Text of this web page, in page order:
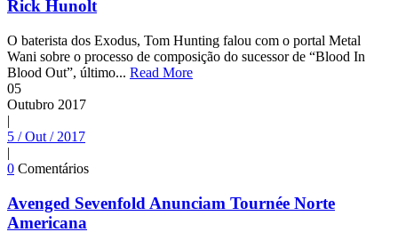
Rick Hunolt
O baterista dos Exodus, Tom Hunting falou com o portal Metal
Wani sobre o processo de composição do sucessor de “Blood In
Blood Out”, último... Read More
05
Outubro 2017
|
5 / Out / 2017
|
0 Comentários
Avenged Sevenfold Anunciam Tournée Norte
Americana